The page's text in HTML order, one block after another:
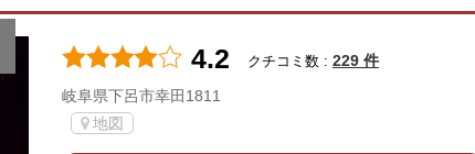
4.2 クチコミ数 : 229 件
岐阜県下呂市幸田1811
地図